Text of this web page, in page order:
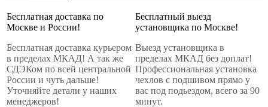
Бесплатная доставка по
Москве и России!
Бесплатная доставка курьером
в пределах МКАД! А так же
СДЭКом по всей центральной
России и чуть дальше!
Уточняйте детали у наших
менеджеров!
Бесплатный выезд
установщика по Москве!
Выезд установщика в
пределах МКАД без доплат!
Профессиональная установка
чехлов с подшивом прямо у
вас под подьездом, всего за 90
минут.